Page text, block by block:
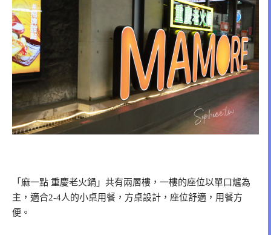
「麻一點 重慶老火鍋」共有兩層樓，一樓的座位以單口爐為
主，適合2-4人的小桌用餐，方桌設計，座位舒適，用餐方
便。